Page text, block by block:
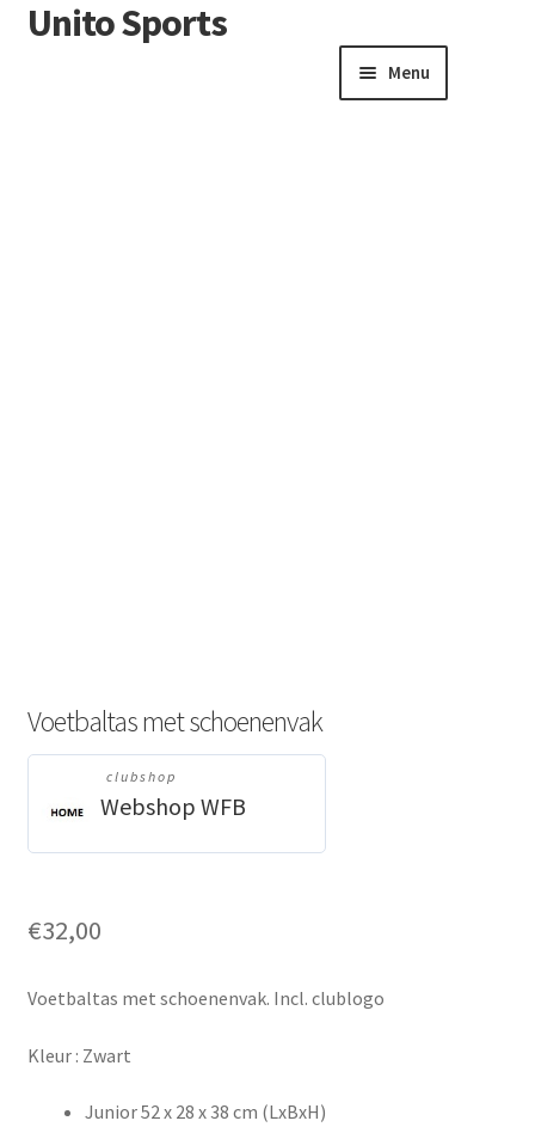
Unito Sports
Menu
Voetbaltas met schoenenvak
clubshop
Webshop WFB
€32,00
Voetbaltas met schoenenvak. Incl. clublogo
Kleur : Zwart
Junior 52 x 28 x 38 cm (LxBxH)